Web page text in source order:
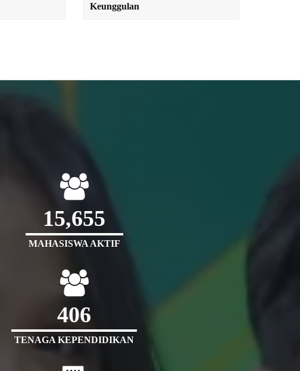
Keunggulan
15,655
MAHASISWA AKTIF
406
TENAGA KEPENDIDIKAN